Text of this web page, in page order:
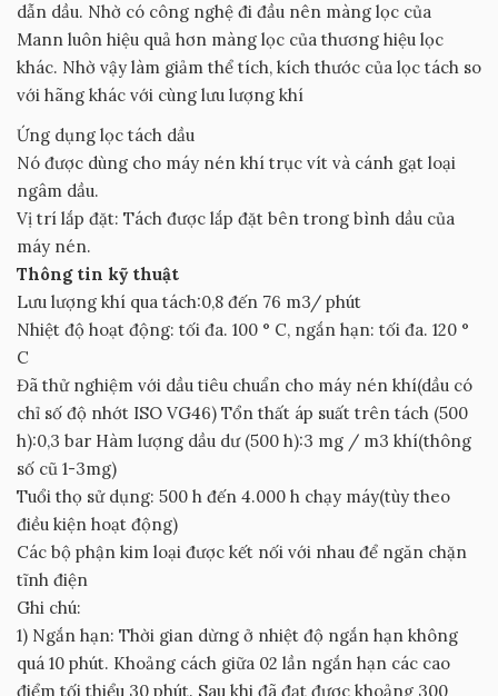
dẫn dầu. Nhờ có công nghệ đi đầu nên màng lọc của
Mann luôn hiệu quả hơn màng lọc của thương hiệu lọc
khác. Nhờ vậy làm giảm thể tích, kích thước của lọc tách so
với hãng khác với cùng lưu lượng khí
Ứng dụng lọc tách dầu
Nó được dùng cho máy nén khí trục vít và cánh gạt loại
ngâm dầu.
Vị trí lắp đặt: Tách được lắp đặt bên trong bình dầu của
máy nén.
Thông tin kỹ thuật
Lưu lượng khí qua tách:0,8 đến 76 m3/ phút
Nhiệt độ hoạt động: tối đa. 100 ° C, ngắn hạn: tối đa. 120 °
C
Đã thử nghiệm với dầu tiêu chuẩn cho máy nén khí(dầu có
chỉ số độ nhớt ISO VG46) Tổn thất áp suất trên tách (500
h):0,3 bar Hàm lượng dầu dư (500 h):3 mg / m3 khí(thông
số cũ 1-3mg)
Tuổi thọ sử dụng: 500 h đến 4.000 h chạy máy(tùy theo
điều kiện hoạt động)
Các bộ phận kim loại được kết nối với nhau để ngăn chặn
tĩnh điện
Ghi chú:
1) Ngắn hạn: Thời gian dừng ở nhiệt độ ngắn hạn không
quá 10 phút. Khoảng cách giữa 02 lần ngắn hạn các cao
điểm tối thiểu 30 phút. Sau khi đã đạt được khoảng 300